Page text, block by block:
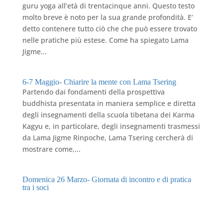
guru yoga all’età di trentacinque anni. Questo testo
molto breve è noto per la sua grande profondità. E’
detto contenere tutto ciò che che può essere trovato
nelle pratiche più estese. Come ha spiegato Lama
Jigme...
6-7 Maggio- Chiarire la mente con Lama Tsering
Partendo dai fondamenti della prospettiva
buddhista presentata in maniera semplice e diretta
degli insegnamenti della scuola tibetana dei Karma
Kagyu e, in particolare, degli insegnamenti trasmessi
da Lama Jigme Rinpoche, Lama Tsering cercherà di
mostrare come,...
Domenica 26 Marzo- Giornata di incontro e di pratica
tra i soci